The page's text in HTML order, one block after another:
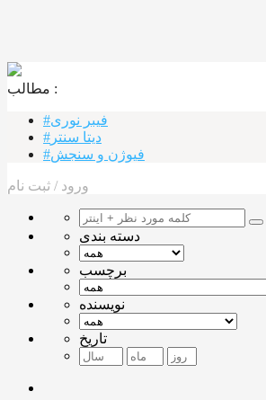
مطالب :‌ ‌‌
#فیبر نوری
#دیتا سنتر
#فیوژن و سنجش
ورود / ثبت نام
دسته بندی
برچسب
نویسنده
تاریخ